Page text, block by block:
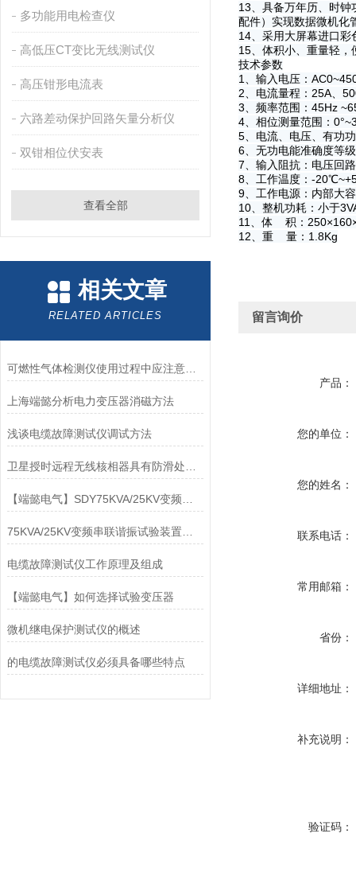
多功能用电检查仪
高低压CT变比无线测试仪
高压钳形电流表
六路差动保护回路矢量分析仪
双钳相位伏安表
查看全部
相关文章
RELATED ARTICLES
可燃性气体检测仪使用过程中应注意防电磁干扰
上海端懿分析电力变压器消磁方法
浅谈电缆故障测试仪调试方法
电缆故障测试仪工作原理及组成
【端懿电气】如何选择试验变压器
微机继电保护测试仪的概述
的电缆故障测试仪必须具备哪些特点
13、具备万年历、时
配件）实现数据微机化
14、采用大屏幕进口
15、体积小、重量轻
技术参数
1、输入电压：
2、电流量程：25A、
3、频率范围：45Hz
4、相位测量范围：
5、电流、电压、有功
6、无功电能准确度等
7、输入阻抗：电压回
8、工作温度：-
9、工作电源：内部大
10、整机功耗：小于
11、体 积：
12、重 量：1.8Kg
留言询价
产品：
您的单位：
您的姓名：
联系电话：
常用邮箱：
省份：
详细地址：
补充说明：
验证码：